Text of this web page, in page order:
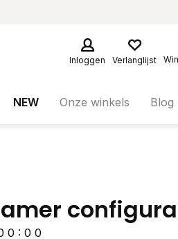
Inloggen Verlanglijst
NEW Onze winkels Blog
0 : 0 0